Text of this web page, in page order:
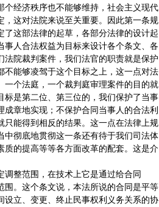
个经济秩序也不能够维持，社会主义现代
，这对法院来说至关重要。因此第一条规
了这部法律的起草，各部分法律的设计起
人合法权益为目标来设计各个条文、各
院裁判案件，我们法官的职责就是保护
不能够凌驾于这个目标之上，这一点对法
一个法庭，一个裁判庭审理案件的目的就
标是第二位、第三位的，我们保护了当事
章地实现；不保护合同当事人的合法利
只能得到相反的结果。这一点在法律上规
中彻底地贯彻这一条还有待于我们司法体
质的提高等等各方面改革的配套。这是介
整范围，在技术上它是通过给合同
围。这个条文说，本法所说的合同是平等
设立、变更、终止民事权利义务关系的协